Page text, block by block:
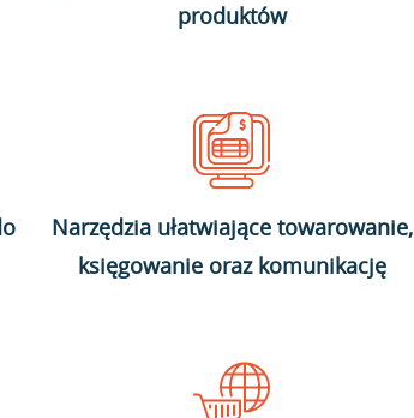
produktów
Narzędzia ułatwiające towarowanie,
księgowanie oraz komunikację